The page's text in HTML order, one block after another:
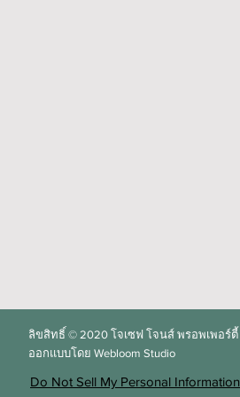
ลิขสิทธิ์ © 2020 โจเซฟ โจนส์ พรอพเพอร์ตี้
ออกแบบโดย Webloom Studio
Do Not Sell My Personal Information